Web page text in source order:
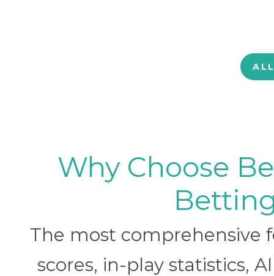
Why Choose
The most
scores, in-play statistics,